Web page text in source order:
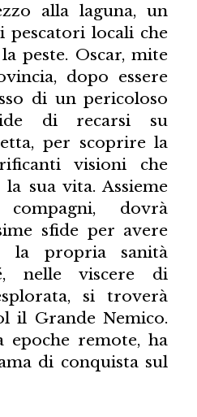
alla laguna, un
pescatori locali che
peste. Oscar, mite
dopo essere
di un pericoloso
di recarsi su
per scoprire la
visioni che
sua vita. Assieme
dovrà
sfide per avere
la propria sanità
nelle viscere di
si troverà
il Grande Nemico.
epoche remote, ha
di conquista sul